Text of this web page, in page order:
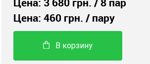
Цена: 460 грн. / пару
В корзину